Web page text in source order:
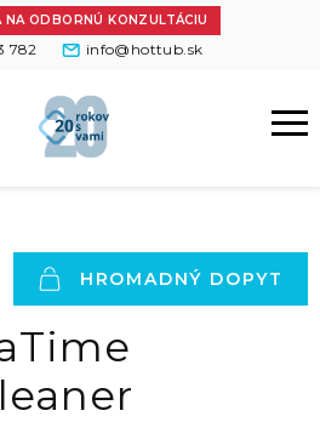
NA ODBORNÚ KONZULTÁCIU
782 info@hottub.sk
HROMADNÝ DOPYT